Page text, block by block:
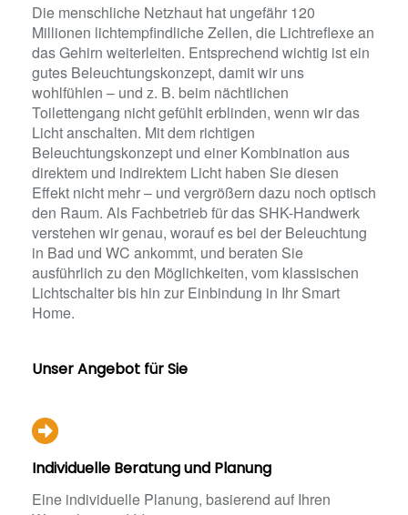
Die menschliche Netzhaut hat ungefähr 120
Millionen lichtempfindliche Zellen, die Lichtreflexe an
das Gehirn weiterleiten. Entsprechend wichtig ist ein
gutes Beleuchtungskonzept, damit wir uns
wohlfühlen – und z. B. beim nächtlichen
Toilettengang nicht gefühlt erblinden, wenn wir das
Licht anschalten. Mit dem richtigen
Beleuchtungskonzept und einer Kombination aus
direktem und indirektem Licht haben Sie diesen
Effekt nicht mehr – und vergrößern dazu noch optisch
den Raum. Als Fachbetrieb für das SHK-Handwerk
verstehen wir genau, worauf es bei der Beleuchtung
in Bad und WC ankommt, und beraten Sie
ausführlich zu den Möglichkeiten, vom klassischen
Lichtschalter bis hin zur Einbindung in Ihr Smart
Home.
Unser Angebot für Sie
Individuelle Beratung und Planung
Eine individuelle Planung, basierend auf Ihren